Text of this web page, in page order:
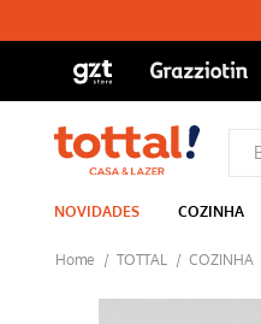
NOVIDADES COZINHA
TOTTAL COZINHA